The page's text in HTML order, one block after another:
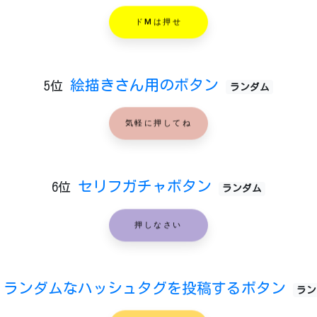
ドMは押せ
5位 絵描きさん用のボタン ランダム
気軽に押してね
6位 セリフガチャボタン ランダム
押しなさい
ランダムなハッシュタグを投稿するボタン ラ